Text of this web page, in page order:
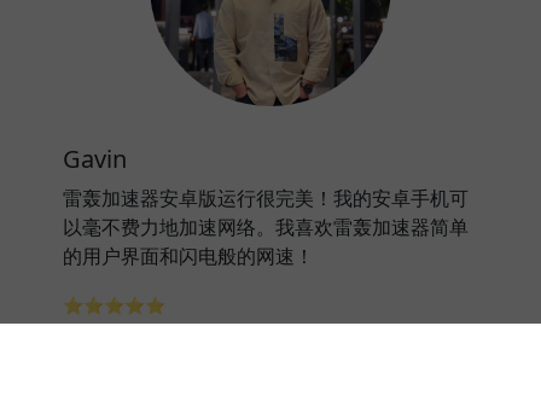
Gavin
雷轰加速器安卓版运行很完美！我的安卓手机可
以毫不费力地加速网络。我喜欢雷轰加速器简单
的用户界面和闪电般的网速！
⭐⭐⭐⭐⭐